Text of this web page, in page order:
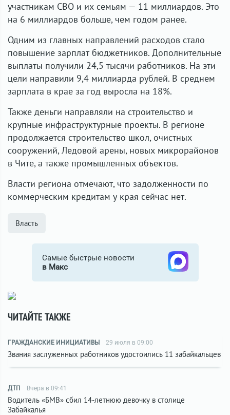
участникам СВО и их семьям — 11 миллиардов. Это
на 6 миллиардов больше, чем годом ранее.
Одним из главных направлений расходов стало
повышение зарплат бюджетников. Дополнительные
выплаты получили 24,5 тысячи работников. На эти
цели направили 9,4 миллиарда рублей. В среднем
зарплата в крае за год выросла на 18%.
Также деньги направляли на строительство и
крупные инфраструктурные проекты. В регионе
продолжается строительство школ, очистных
сооружений, Ледовой арены, новых микрорайонов
в Чите, а также промышленных объектов.
Власти региона отмечают, что задолженности по
коммерческим кредитам у края сейчас нет.
Власть
Самые быстрые новости
в Макс
ЧИТАЙТЕ ТАКЖЕ
ГРАЖДАНСКИЕ ИНИЦИАТИВЫ 29 июля в 09:00
Звания заслуженных работников удостоились 11 забайкальцев
ДТП Вчера в 09:41
Водитель «БМВ» сбил 14-летнюю девочку в столице
Забайкалья